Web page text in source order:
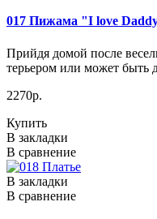
017 Пижама "I love
Прийдя домой после
терьером или может быть
2270р.
Купить
В закладки
В сравнение
В закладки
В сравнение